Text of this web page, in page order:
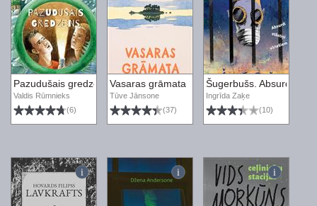
Pazudušais gredzens
Valdis Rūmnieks
(6)
Vasaras grāmata
Tūve Jānsone
(37)
Šugerbušs. Absurdi
Ingrīda Zaķe
(10)